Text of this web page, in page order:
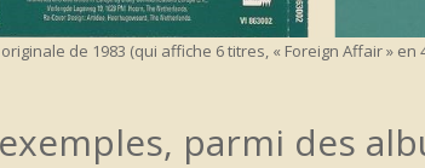
originale de 1983 (qui affiche 6 titres, « Foreign Affair »
exemples, parmi des